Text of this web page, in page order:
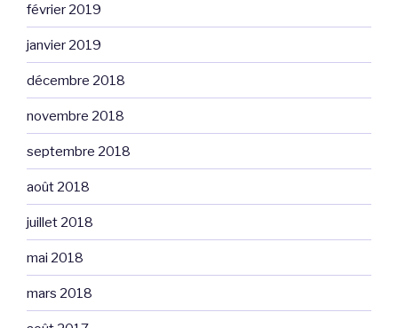
février 2019
janvier 2019
décembre 2018
novembre 2018
septembre 2018
août 2018
juillet 2018
mai 2018
mars 2018